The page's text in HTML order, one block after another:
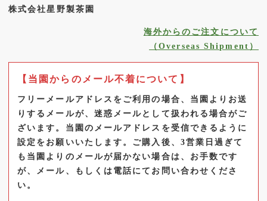
株式会社星野製茶園
海外からのご注文について
（Overseas Shipment）
【当園からのメール不着について】
フリーメールアドレスをご利用の場合、当園よりお送
りするメールが、迷惑メールとして扱われる場合がご
ざいます。 当園のメールアドレスを受信できるように
設定をお願いいたします。 ご購入後、3営業日過ぎて
も当園よりのメールが届かない場合は、お手数です
が、メール、もしくは電話にてお問い合わせくださ
い。